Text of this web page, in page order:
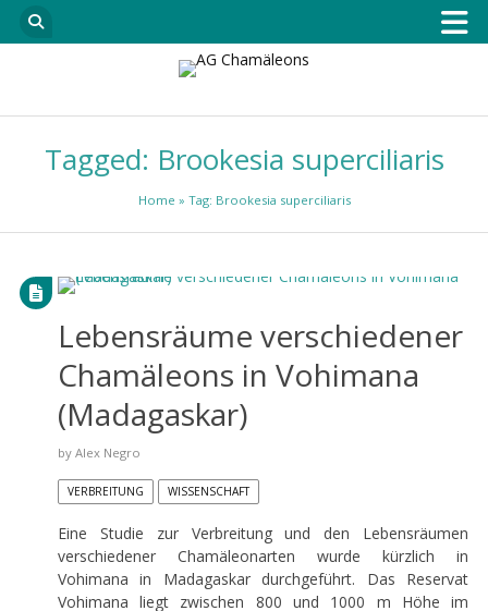
Tagged: Brookesia superciliaris
Home » Tag: Brookesia superciliaris
Lebensräume verschiedener
Chamäleons in Vohimana
(Madagaskar)
by Alex Negro
VERBREITUNG WISSENSCHAFT
Eine Studie zur Verbreitung und den Lebensräumen
verschiedener Chamäleonarten wurde kürzlich in
Vohimana in Madagaskar durchgeführt. Das Reservat
Vohimana liegt zwischen 800 und 1000 m Höhe im